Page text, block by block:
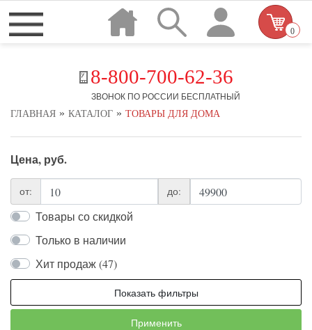
8-800-700-62-36
ЗВОНОК ПО РОССИИ БЕСПЛАТНЫЙ
0
ГЛАВНАЯ » КАТАЛОГ » ТОВАРЫ ДЛЯ ДОМА
Цена, руб.
от: до:
Товары со скидкой
Только в наличии
Хит продаж (47)
Показать фильтры
Применить